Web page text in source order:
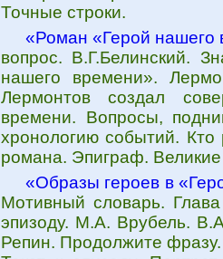
Точные строки.
«Роман «Герой нашего
вопрос. В.Г.Белинский.
нашего времени».
Лермонтов создал
времени. Вопросы,
хронологию событий.
романа. Эпиграф.
«Образы героев в
Мотивный словарь.
эпизоду. М.А. Врубель.
Репин. Продолжите